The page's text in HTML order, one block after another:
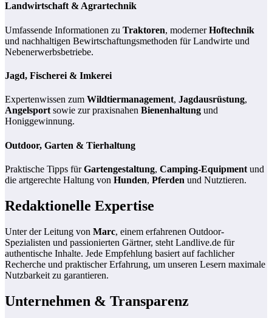
Landwirtschaft & Agrartechnik
Umfassende Informationen zu Traktoren, modernerHoftechnik
und nachhaltigen Bewirtschaftungsmethoden für Landwirte und
Nebenerwerbsbetriebe.
Jagd, Fischerei & Imkerei
Expertenwissen zum Wildtiermanagement, Jagdausrüstung,
Angelsport sowie zur praxisnahen Bienenhaltung und
Honiggewinnung.
Outdoor, Garten & Tierhaltung
Praktische Tipps fürGartengestaltung, Camping-Equipment und
die artgerechte Haltung von Hunden, Pferden und Nutztieren.
Redaktionelle Expertise
Unter der Leitung von Marc, einem erfahrenen Outdoor-
Spezialisten und passionierten Gärtner, steht Landlive.de für
authentische Inhalte. Jede Empfehlung basiert auf fachlicher
Recherche und praktischer Erfahrung, um unseren Lesern maximale
Nutzbarkeit zu garantieren.
Unternehmen & Transparenz